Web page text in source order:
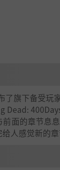
旗下备受玩家
Dead:
前面的章节息
人感觉新的